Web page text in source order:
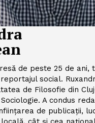
de peste 25 de ani,
social.
de Filosofie din
A condus
de publicații,